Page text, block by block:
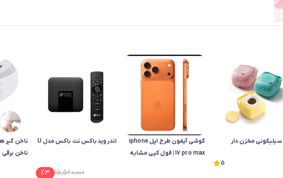
مخزن دار
5
گوشی آیفون طرح اپل iphone
17 pro max | فول کپی مشابه
اندروید باکس نت باکس مدل U
15,520,000
%3
ناخن گیر
ناخن برقی